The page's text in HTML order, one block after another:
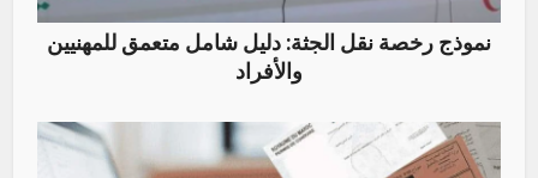
نموذج رخصة نقل الجثة: دليل شامل متعمق للمهنيين
والأفراد